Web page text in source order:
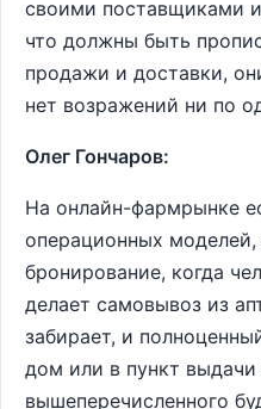
своими поставщиками
что должны быть
продажи и доставки,
нет возражений ни по
Олег Гончаров:
На онлайн-фармрынке
операционных моделей,
бронирование, когда
делает самовывоз из
забирает, и
дом или в пункт выдачи
вышеперечисленного